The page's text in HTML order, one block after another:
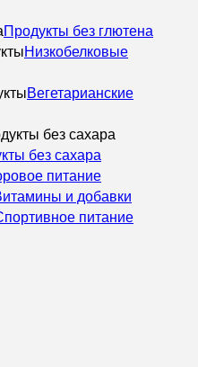
Продукты без глютена
Низкобелковые
Вегетарианские
без сахара
питание
и добавки
питание